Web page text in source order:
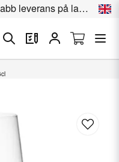
leverans på lagervara